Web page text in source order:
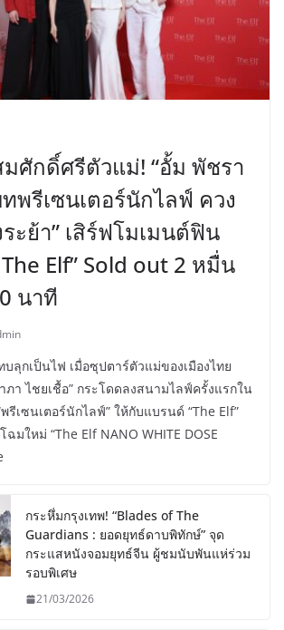
ศักดิ์ศรีตัวแม่! “อั้ม พัชรา
พรีเซนเตอร์นักไลฟ์ ควง
ะย้า” เสิร์ฟโมเมนต์ฟิน
Elf” Sold out 2 หมื่น
นาที
บลุกเป็นไฟ เมื่อซุปตาร์ตัวแม่ของเมืองไทย
ภา ไชยเชื้อ” กระโดดลงสนามไลฟ์ครั้งแรกใน
รีเซนเตอร์นักไลฟ์” ให้กับแบรนด์ “The Elf”
มใหม่ “The Elf NANO WHITE DOSE
กระหึ่มกรุงเทพ! “Blades of The
Guardians : ยอดยุทธ์ดาบพิทักษ์” จุด
กระแสหนังจอมยุทธ์จีน ผู้ชมนับพันแห่ร่วม
รอบพิเศษ
21/03/2026